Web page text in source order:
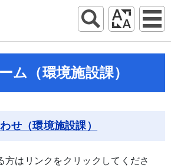
ム（環境施設課）
せ（環境施設課）
方はリンクをクリックしてくださ